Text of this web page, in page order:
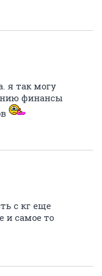
я так могу
финансы
с кг еще
и самое то